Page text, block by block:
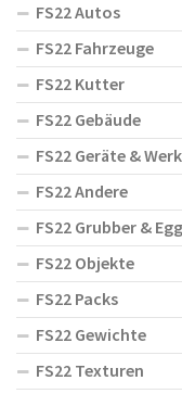
FS22 Autos
FS22 Fahrzeuge
FS22 Kutter
FS22 Gebäude
FS22 Geräte &
FS22 Andere
FS22 Grubber &
FS22 Objekte
FS22 Packs
FS22 Gewichte
FS22 Texturen